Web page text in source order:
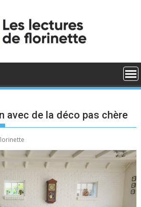
avec de la déco pas chère